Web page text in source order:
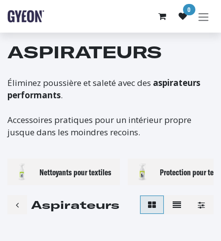
0
ASPIRATEURS
Éliminez poussière et saleté avec des aspirateurs
performants.
Accessoires pratiques pour un intérieur propre
jusque dans les moindres recoins.
Nettoyants pour textiles Protection pour
Aspirateurs